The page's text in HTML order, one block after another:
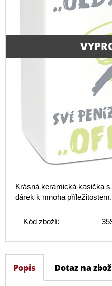
Krásná keramická kasička
dárek k mnoha příležitostem.
Kód zboží:
Popis Dotaz na